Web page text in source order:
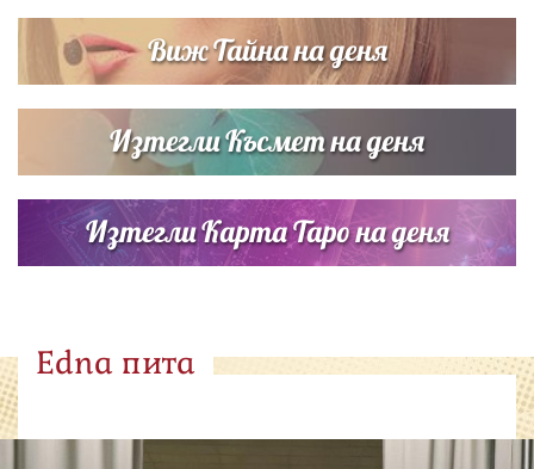
Виж Тайна на деня
Изтегли Късмет на деня
Изтегли Карта Таро на деня
Edna пита